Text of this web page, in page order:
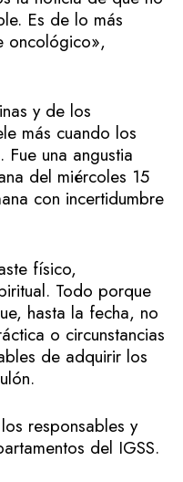
Es de lo más
oncológico»,
y de los
más cuando los
Fue una angustia
del miércoles 15
con incertidumbre
físico,
Todo porque
hasta la fecha, no
o circunstancias
de adquirir los
responsables y
del IGSS.